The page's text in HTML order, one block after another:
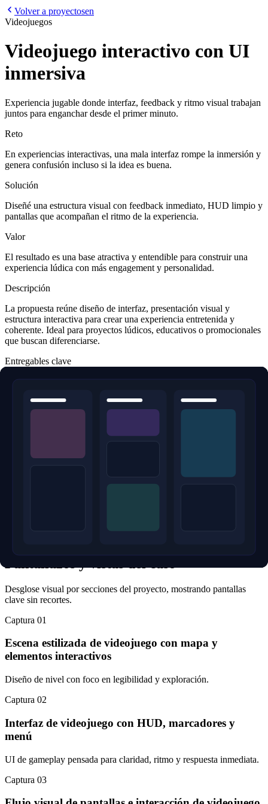
Volver a proyectosen
Videojuegos
Videojuego interactivo con UI
inmersiva
Experiencia jugable donde interfaz, feedback y ritmo visual trabajan
juntos para enganchar desde el primer minuto.
Reto
En experiencias interactivas, una mala interfaz rompe la inmersión y
genera confusión incluso si la idea es buena.
Solución
Diseñé una estructura visual con feedback inmediato, HUD limpio y
pantallas que acompañan el ritmo de la experiencia.
Valor
El resultado es una base atractiva y entendible para construir una
experiencia lúdica con más engagement y personalidad.
Descripción
La propuesta reúne diseño de interfaz, presentación visual y
estructura interactiva para crear una experiencia entretenida y
coherente. Ideal para proyectos lúdicos, educativos o promocionales
que buscan diferenciarse.
Entregables clave
Diseño de niveles
Feedback visual para interacción
Unity
Pantallazos y vistas del caso
Desglose visual por secciones del proyecto, mostrando pantallas
clave sin recortes.
Captura 01
Escena estilizada de videojuego con mapa y
elementos interactivos
Diseño de nivel con foco en legibilidad y exploración.
Captura 02
Interfaz de videojuego con HUD, marcadores y
menú
UI de gameplay pensada para claridad, ritmo y respuesta inmediata.
Captura 03